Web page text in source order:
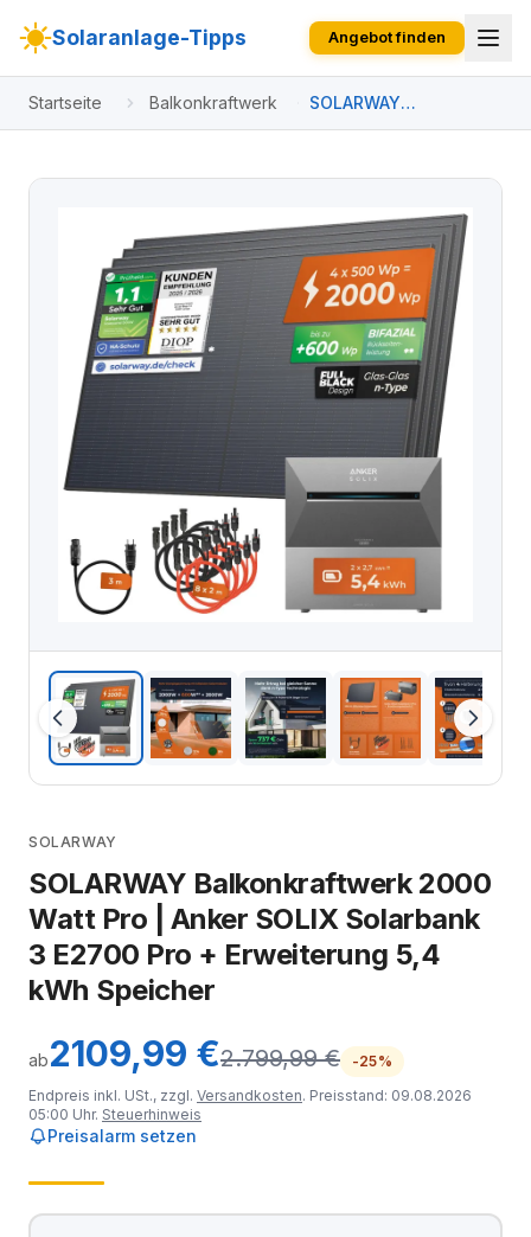
Solaranlage-Tipps Angebot finden
Startseite Balkonkraftwerk
SOLARWAY
Balkonkraftwerk 2000
Solarbank 3 E2700 Pro
Speicher
SOLARWAY
SOLARWAY Balkonkraftwerk 2000
Watt Pro | Anker SOLIX Solarbank
3 E2700 Pro + Erweiterung 5,4
kWh Speicher
ab2109,99 €2.799,99 €
-25%
Endpreis inkl. USt., zzgl. Versandkosten. Preisstand: 09.08.2026
05:00 Uhr. Steuerhinweis
Preisalarm setzen